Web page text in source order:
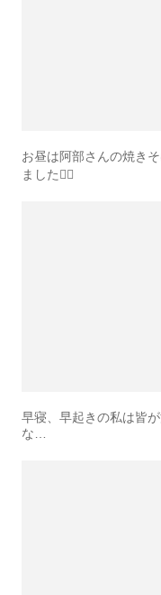
お昼は阿部さんの焼き
ました🙇‍♂️
早寝、早起きの私は皆
な…